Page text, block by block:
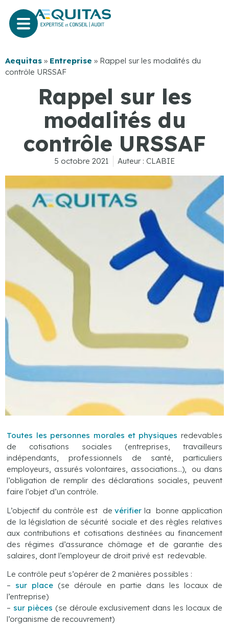
Aequitas » Entreprise » Rappel sur les modalités du
contrôle URSSAF
Rappel sur les
modalités du
contrôle URSSAF
5 octobre 2021 Auteur : CLABIE
Toutes les personnes morales et physiques redevables
de cotisations sociales (entreprises, travailleurs
indépendants, professionnels de santé, particuliers
employeurs, assurés volontaires, associations…), ou dans
l’obligation de remplir des déclarations sociales, peuvent
faire l’objet d’un contrôle.
L’objectif du contrôle est devérifier la bonne application
de la législation de sécurité sociale et des règles relatives
aux contributions et cotisations destinées au financement
des régimes d’assurance chômage et de garantie des
salaires, dont l’employeur de droit privé est redevable.
Le contrôle peut s’opérer de 2 manières possibles :
– sur place (se déroule en partie dans les locaux de
l’entreprise)
– sur pièces (se déroule exclusivement dans les locaux de
l’organisme de recouvrement)